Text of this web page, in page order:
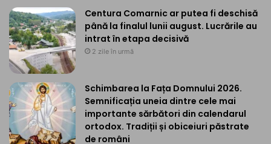
Centura Comarnic ar putea fi deschisă
până la finalul lunii august. Lucrările au
intrat în etapa decisivă
2 zile în urmă
Schimbarea la Fața Domnului 2026.
Semnificația uneia dintre cele mai
importante sărbători din calendarul
ortodox. Tradiții și obiceiuri păstrate
de români